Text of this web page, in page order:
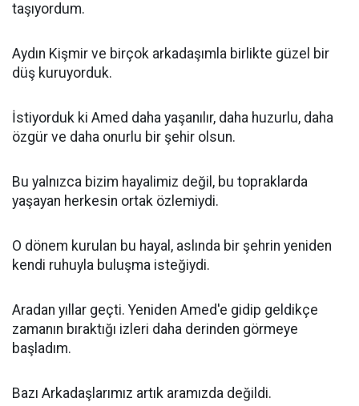
taşıyordum.
Aydın Kişmir ve birçok arkadaşımla birlikte güzel bir
düş kuruyorduk.
İstiyorduk ki Amed daha yaşanılır, daha huzurlu, daha
özgür ve daha onurlu bir şehir olsun.
Bu yalnızca bizim hayalimiz değil, bu topraklarda
yaşayan herkesin ortak özlemiydi.
O dönem kurulan bu hayal, aslında bir şehrin yeniden
kendi ruhuyla buluşma isteğiydi.
Aradan yıllar geçti. Yeniden Amed'e gidip geldikçe
zamanın bıraktığı izleri daha derinden görmeye
başladım.
Bazı Arkadaşlarımız artık aramızda değildi.